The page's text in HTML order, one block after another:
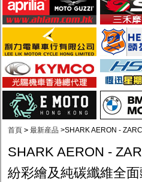
首頁 > 最新産品 >SHARK AERON -
SHARK AERON -
紛彩繪及純碳纖維全